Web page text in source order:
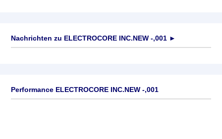
Nachrichten zu ELECTROCORE INC.NEW -,001 ►
Performance ELECTROCORE INC.NEW -,001